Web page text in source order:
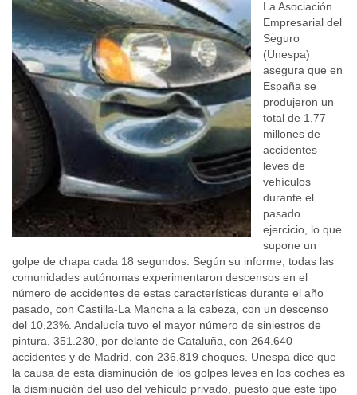
La Asociación
Empresarial del
Seguro
(Unespa)
asegura que en
España se
produjeron un
total de 1,77
millones de
accidentes
leves de
vehículos
durante el
pasado
ejercicio, lo que
supone un
golpe de chapa cada 18 segundos. Según su informe, todas las
comunidades autónomas experimentaron descensos en el
número de accidentes de estas características durante el año
pasado, con Castilla-La Mancha a la cabeza, con un descenso
del 10,23%. Andalucía tuvo el mayor número de siniestros de
pintura, 351.230, por delante de Cataluña, con 264.640
accidentes y de Madrid, con 236.819 choques. Unespa dice que
la causa de esta disminución de los golpes leves en los coches es
la disminución del uso del vehículo privado, puesto que este tipo